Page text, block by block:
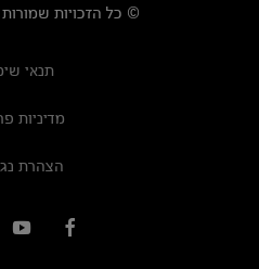
© כל הזכויות
תנאי
מדיניות
הצהרת